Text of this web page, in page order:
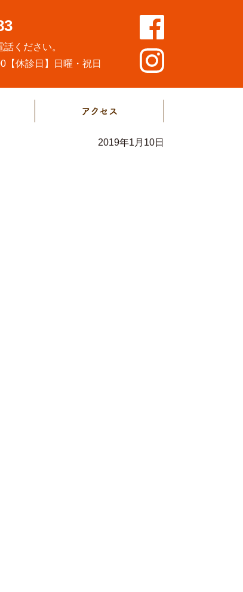
ください。
【休診日】日曜・祝日
アクセス
2019年1月10日